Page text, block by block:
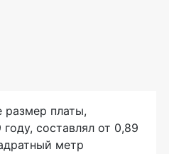
размер платы,
составлял от 0,89
метр